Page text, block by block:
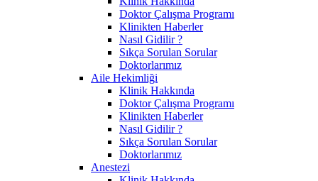
Doktor Çalışma Programı
Klinikten Haberler
Nasıl Gidilir ?
Sıkça Sorulan Sorular
Doktorlarımız
Aile Hekimliği
Klinik Hakkında
Doktor Çalışma Programı
Klinikten Haberler
Nasıl Gidilir ?
Sıkça Sorulan Sorular
Doktorlarımız
Anestezi